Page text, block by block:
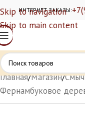
Skip to navigation
Skip to main content
ИНТЕРНЕТ ЗАКАЗЫ:
Главная/Магазин/
Фернамбуковое